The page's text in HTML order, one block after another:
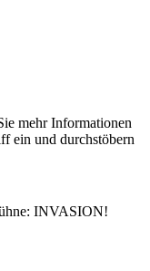
mehr Informationen
ein und durchstöbern
INVASION!